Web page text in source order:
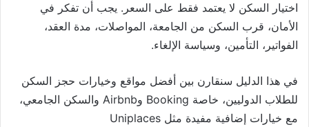
اختيار السكن لا يعتمد فقط على السعر. يجب أن تفكر في
الأمان، قرب السكن من الجامعة، المواصلات، مدة العقد،
الفواتير، التأمين، وسياسة الإلغاء.
في هذا الدليل سنقارن بين أفضل مواقع وخيارات حجز السكن
للطلاب الدوليين، خاصة Booking وAirbnb والسكن الجامعي،
مع خيارات إضافية مفيدة مثل Uniplaces